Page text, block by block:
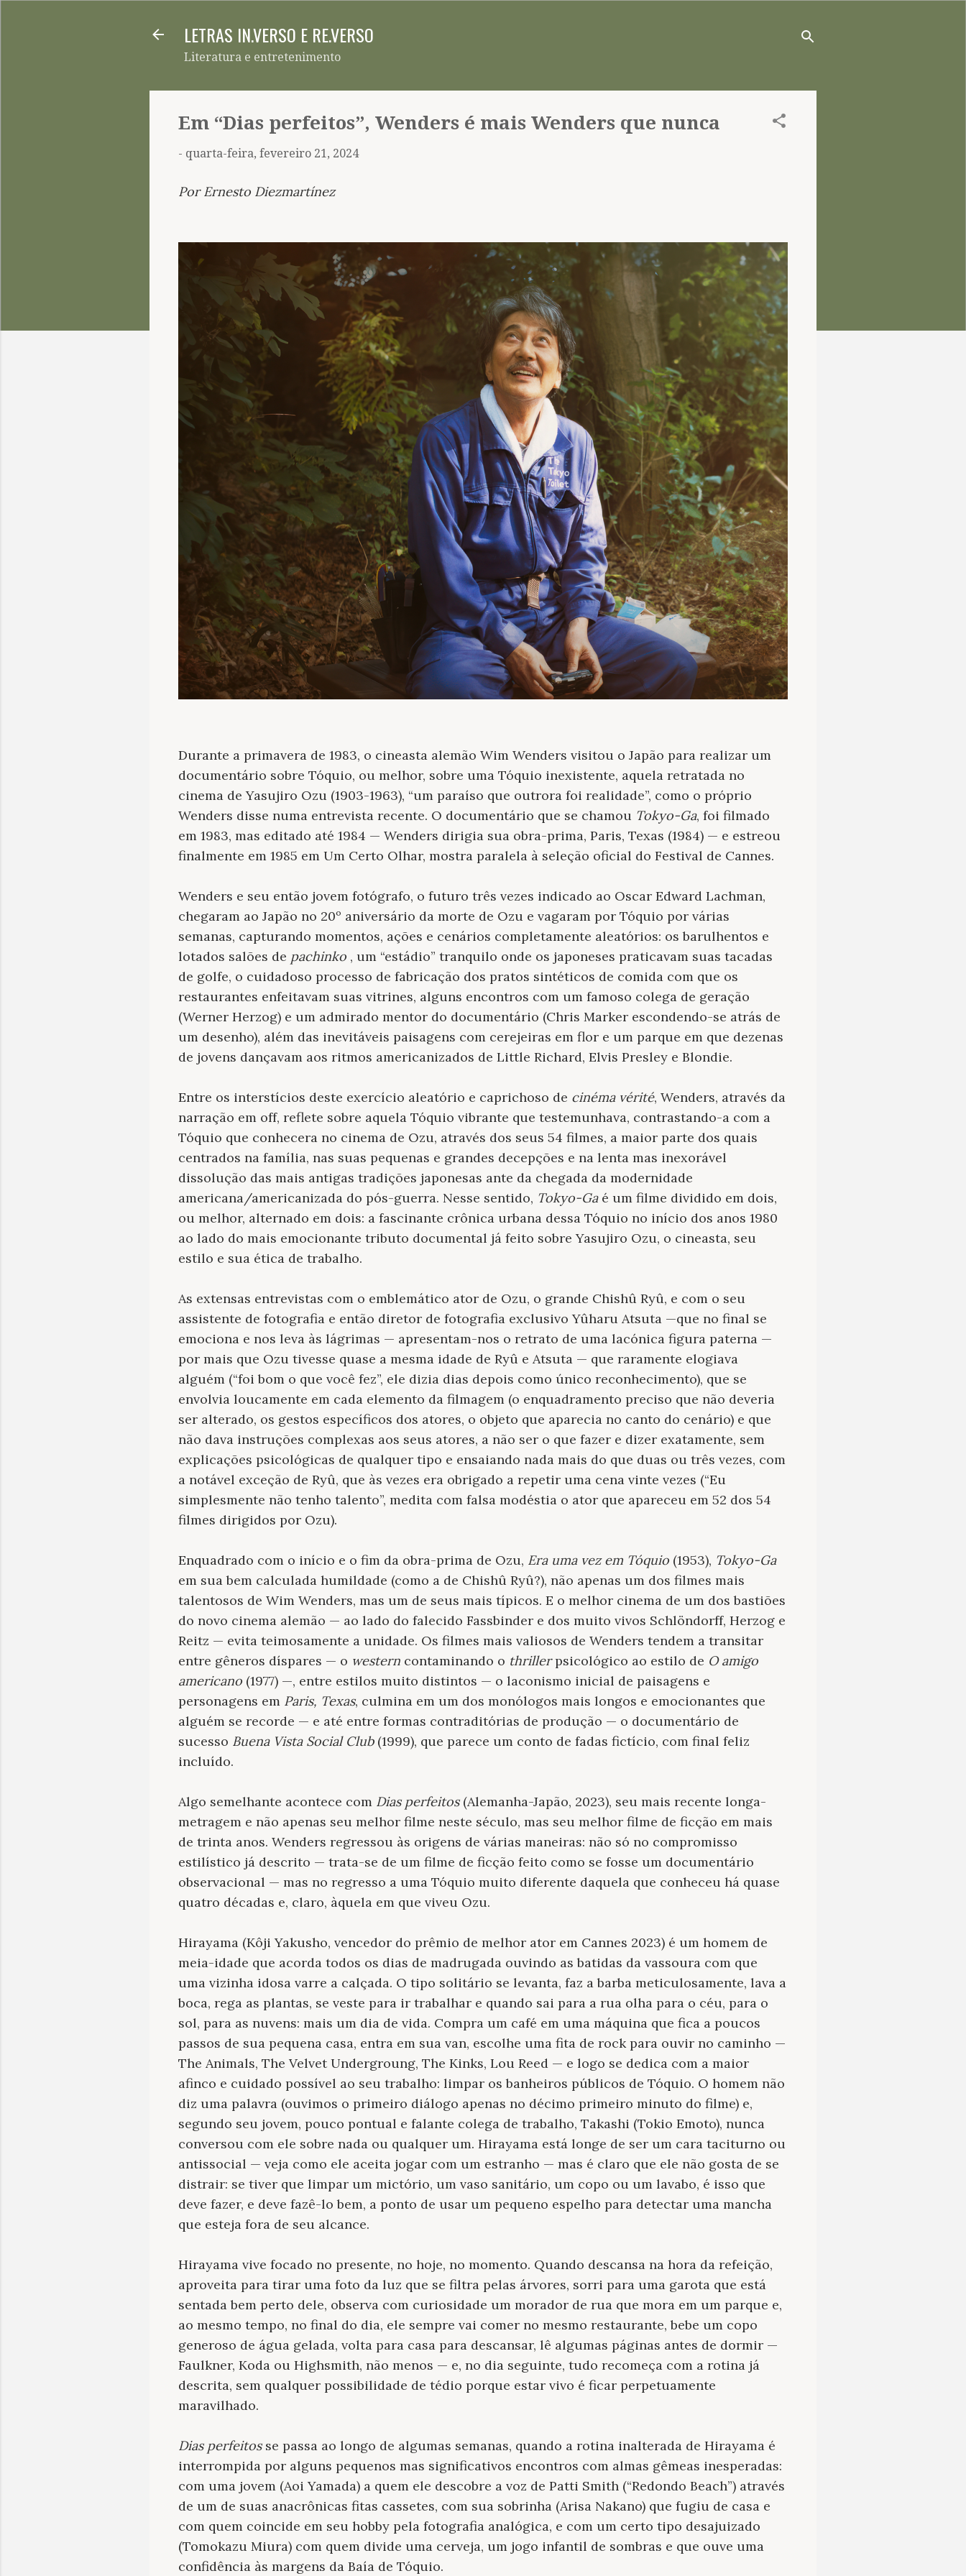
LETRAS IN.VERSO E RE.VERSO
Literatura e entretenimento
Em “Dias perfeitos”, Wenders é mais Wenders que nunca
- quarta-feira, fevereiro 21, 2024
Por Ernesto Diezmartínez
Durante a primavera de 1983, o cineasta alemão Wim Wenders visitou o Japão para realizar um
documentário sobre Tóquio, ou melhor, sobre uma Tóquio inexistente, aquela retratada no
cinema de Yasujiro Ozu (1903-1963), “um paraíso que outrora foi realidade”, como o próprio
Wenders disse numa entrevista recente. O documentário que se chamou Tokyo-Ga, foi filmado
em 1983, mas editado até 1984 — Wenders dirigia sua obra-prima, Paris, Texas (1984) — e estreou
finalmente em 1985 em Um Certo Olhar, mostra paralela à seleção oficial do Festival de Cannes.
Wenders e seu então jovem fotógrafo, o futuro três vezes indicado ao Oscar Edward Lachman,
chegaram ao Japão no 20º aniversário da morte de Ozu e vagaram por Tóquio por várias
semanas, capturando momentos, ações e cenários completamente aleatórios: os barulhentos e
lotados salões de pachinko , um “estádio” tranquilo onde os japoneses praticavam suas tacadas
de golfe, o cuidadoso processo de fabricação dos pratos sintéticos de comida com que os
restaurantes enfeitavam suas vitrines, alguns encontros com um famoso colega de geração
(Werner Herzog) e um admirado mentor do documentário (Chris Marker escondendo-se atrás de
um desenho), além das inevitáveis ​​paisagens com cerejeiras em flor e um parque em que dezenas
de jovens dançavam aos ritmos americanizados de Little Richard, Elvis Presley e Blondie.
Entre os interstícios deste exercício aleatório e caprichoso de cinéma vérité, Wenders, através da
narração em off, reflete sobre aquela Tóquio vibrante que testemunhava, contrastando-a com a
Tóquio que conhecera no cinema de Ozu, através dos seus 54 filmes, a maior parte dos quais
centrados na família, nas suas pequenas e grandes decepções e na lenta mas inexorável
dissolução das mais antigas tradições japonesas ante da chegada da modernidade
americana/americanizada do pós-guerra. Nesse sentido, Tokyo-Gaé um filme dividido em dois,
ou melhor, alternado em dois: a fascinante crônica urbana dessa Tóquio no início dos anos 1980
ao lado do mais emocionante tributo documental já feito sobre Yasujiro Ozu, o cineasta, seu
estilo e sua ética de trabalho.
As extensas entrevistas com o emblemático ator de Ozu, o grande Chishû Ryû, e com o seu
assistente de fotografia e então diretor de fotografia exclusivo Yûharu Atsuta —que no final se
emociona e nos leva às lágrimas — apresentam-nos o retrato de uma lacónica figura paterna —
por mais que Ozu tivesse quase a mesma idade de Ryû e Atsuta — que raramente elogiava
alguém (“foi bom o que você fez”, ele dizia dias depois como único reconhecimento), que se
envolvia loucamente em cada elemento da filmagem (o enquadramento preciso que não deveria
ser alterado, os gestos específicos dos atores, o objeto que aparecia no canto do cenário) e que
não dava instruções complexas aos seus atores, a não ser o que fazer e dizer exatamente, sem
explicações psicológicas de qualquer tipo e ensaiando nada mais do que duas ou três vezes, com
a notável exceção de Ryû, que às vezes era obrigado a repetir uma cena vinte vezes (“Eu
simplesmente não tenho talento”, medita com falsa modéstia o ator que apareceu em 52 dos 54
filmes dirigidos por Ozu).
Enquadrado com o início e o fim da obra-prima de Ozu, Era uma vez em Tóquio (1953), Tokyo-Ga
em sua bem calculada humildade (como a de Chishû Ryû?), não apenas um dos filmes mais
talentosos de Wim Wenders, mas um de seus mais típicos. E o melhor cinema de um dos bastiões
do novo cinema alemão — ao lado do falecido Fassbinder e dos muito vivos Schlöndorff, Herzog e
Reitz — evita teimosamente a unidade. Os filmes mais valiosos de Wenders tendem a transitar
entre gêneros díspares — o western contaminando o thrillerpsicológico ao estilo de O amigo
americano (1977) —, entre estilos muito distintos — o laconismo inicial de paisagens e
personagens em Paris, Texas, culmina em um dos monólogos mais longos e emocionantes que
alguém se recorde — e até entre formas contraditórias de produção — o documentário de
sucesso Buena Vista Social Club(1999), que parece um conto de fadas fictício, com final feliz
incluído.
Algo semelhante acontece com Dias perfeitos (Alemanha-Japão, 2023), seu mais recente longa-
metragem e não apenas seu melhor filme neste século, mas seu melhor filme de ficção em mais
de trinta anos. Wenders regressou às origens de várias maneiras: não só no compromisso
estilístico já descrito — trata-se de um filme de ficção feito como se fosse um documentário
observacional — mas no regresso a uma Tóquio muito diferente daquela que conheceu há quase
quatro décadas e, claro, àquela em que viveu Ozu.
Hirayama (Kôji Yakusho, vencedor do prêmio de melhor ator em Cannes 2023) é um homem de
meia-idade que acorda todos os dias de madrugada ouvindo as batidas da vassoura com que
uma vizinha idosa varre a calçada. O tipo solitário se levanta, faz a barba meticulosamente, lava a
boca, rega as plantas, se veste para ir trabalhar e quando sai para a rua olha para o céu, para o
sol, para as nuvens: mais um dia de vida. Compra um café em uma máquina que fica a poucos
passos de sua pequena casa, entra em sua van, escolhe uma fita de rock para ouvir no caminho —
The Animals, The Velvet Undergroung, The Kinks, Lou Reed — e logo se dedica com a maior
afinco e cuidado possível ao seu trabalho: limpar os banheiros públicos de Tóquio. O homem não
diz uma palavra (ouvimos o primeiro diálogo apenas no décimo primeiro minuto do filme) e,
segundo seu jovem, pouco pontual e falante colega de trabalho, Takashi (Tokio Emoto), nunca
conversou com ele sobre nada ou qualquer um. Hirayama está longe de ser um cara taciturno ou
antissocial — veja como ele aceita jogar com um estranho — mas é claro que ele não gosta de se
distrair: se tiver que limpar um mictório, um vaso sanitário, um copo ou um lavabo, é isso que
deve fazer, e deve fazê-lo bem, a ponto de usar um pequeno espelho para detectar uma mancha
que esteja fora de seu alcance.
Hirayama vive focado no presente, no hoje, no momento. Quando descansa na hora da refeição,
aproveita para tirar uma foto da luz que se filtra pelas árvores, sorri para uma garota que está
sentada bem perto dele, observa com curiosidade um morador de rua que mora em um parque e,
ao mesmo tempo, no final do dia, ele sempre vai comer no mesmo restaurante, bebe um copo
generoso de água gelada, volta para casa para descansar, lê algumas páginas antes de dormir —
Faulkner, Koda ou Highsmith, não menos — e, no dia seguinte, tudo recomeça com a rotina já
descrita, sem qualquer possibilidade de tédio porque estar vivo é ficar perpetuamente
maravilhado.
Dias perfeitosse passa ao longo de algumas semanas, quando a rotina inalterada de Hirayama é
interrompida por alguns pequenos mas significativos encontros com almas gêmeas inesperadas:
com uma jovem (Aoi Yamada) a quem ele descobre a voz de Patti Smith (“Redondo Beach”) através
de um de suas anacrônicas fitas cassetes, com sua sobrinha (Arisa Nakano) que fugiu de casa e
com quem coincide em seu hobby pela fotografia analógica, e com um certo tipo desajuizado
(Tomokazu Miura) com quem divide uma cerveja, um jogo infantil de sombras e que ouve uma
confidência às margens da Baía de Tóquio.